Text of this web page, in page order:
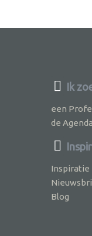
Ik
een
de Agenda
Inspiratie
Blog